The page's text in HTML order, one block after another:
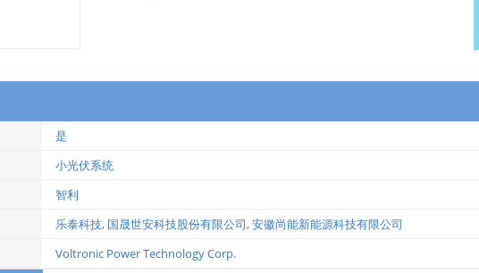
是
小光伏系统
智利
乐泰科技, 国晟世安科技股份有限公司,安徽尚能新能源科技有限公司
Voltronic Power Technology Corp.